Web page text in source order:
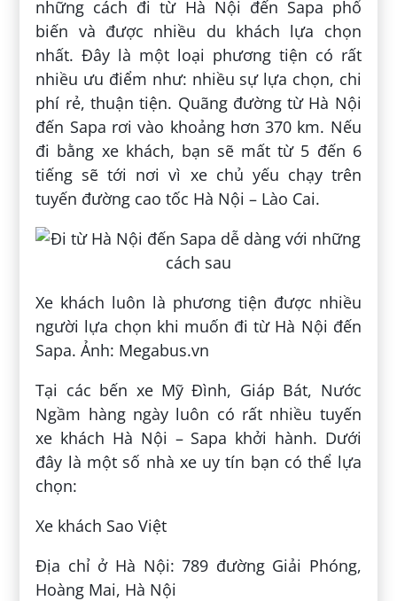
những cách đi từ Hà Nội đến Sapa phổ
biến và được nhiều du khách lựa chọn
nhất. Đây là một loại phương tiện có rất
nhiều ưu điểm như: nhiều sự lựa chọn, chi
phí rẻ, thuận tiện. Quãng đường từ Hà Nội
đến Sapa rơi vào khoảng hơn 370 km. Nếu
đi bằng xe khách, bạn sẽ mất từ 5 đến 6
tiếng sẽ tới nơi vì xe chủ yếu chạy trên
tuyến đường cao tốc Hà Nội – Lào Cai.
Xe khách luôn là phương tiện được nhiều
người lựa chọn khi muốn đi từ Hà Nội đến
Sapa. Ảnh: Megabus.vn
Tại các bến xe Mỹ Đình, Giáp Bát, Nước
Ngầm hàng ngày luôn có rất nhiều tuyến
xe khách Hà Nội – Sapa khởi hành. Dưới
đây là một số nhà xe uy tín bạn có thể lựa
chọn:
Xe khách Sao Việt
Địa chỉ ở Hà Nội: 789 đường Giải Phóng,
Hoàng Mai, Hà Nội